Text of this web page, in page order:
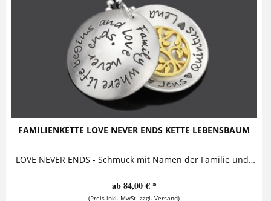
FAMILIENKETTE LOVE NEVER ENDS KETTE LEBENSBAUM
LOVE NEVER ENDS - Schmuck mit Namen der Familie und Lebensbaum Silberkette mit Spruch und Namensgravur oder Wunschtext "Family where life...
ab 84,00 € *
(Preis inkl. MwSt. zzgl. Versand)